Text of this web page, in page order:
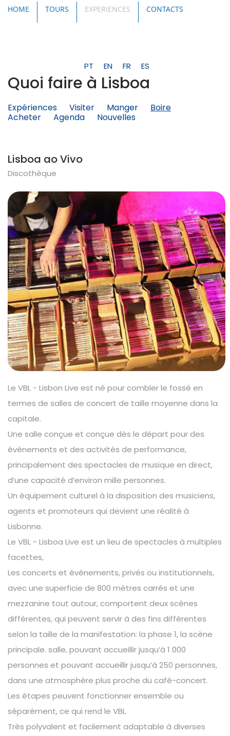
HOME TOURS EXPERIENCES CONTACTS
PT EN FR ES
Quoi faire à Lisboa
Expériences Visiter Manger
Boire
Acheter
Agenda Nouvelles
Lisboa ao Vivo
Discothèque
Le VBL - Lisbon Live est né pour combler le fossé en
termes de salles de concert de taille moyenne dans la
capitale.
Une salle conçue et conçue dès le départ pour des
événements et des activités de performance,
principalement des spectacles de musique en direct,
d’une capacité d’environ mille personnes.
Un équipement culturel à la disposition des musiciens,
agents et promoteurs qui devient une réalité à
Lisbonne.
Le VBL - Lisboa Live est un lieu de spectacles à multiples
facettes,
Les concerts et événements, privés ou institutionnels,
avec une superficie de 800 mètres carrés et une
mezzanine tout autour, comportent deux scènes
différentes, qui peuvent servir à des fins différentes
selon la taille de la manifestation: la phase 1, la scène
principale. salle, pouvant accueillir jusqu’à 1 000
personnes et pouvant accueillir jusqu’à 250 personnes,
dans une atmosphère plus proche du café-concert.
Les étapes peuvent fonctionner ensemble ou
séparément, ce qui rend le VBL
Très polyvalent et facilement adaptable à diverses